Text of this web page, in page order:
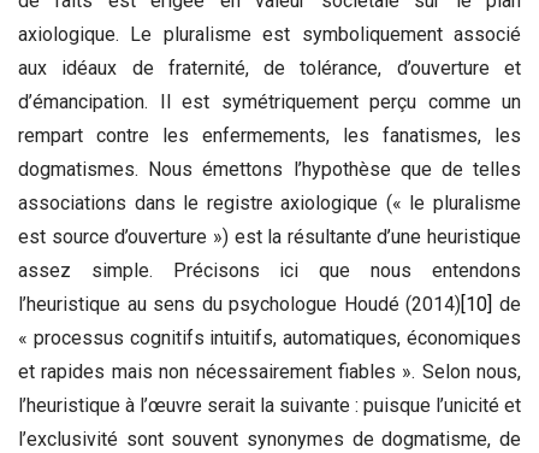
axiologique. Le pluralisme est symboliquement associé
aux idéaux de fraternité, de tolérance, d’ouverture et
d’émancipation. Il est symétriquement perçu comme un
rempart contre les enfermements, les fanatismes, les
dogmatismes. Nous émettons l’hypothèse que de telles
associations dans le registre axiologique (« le pluralisme
est source d’ouverture ») est la résultante d’une heuristique
assez simple. Précisons ici que nous entendons
l’heuristique au sens du psychologue Houdé (2014)[10] de
« processus cognitifs intuitifs, automatiques, économiques
et rapides mais non nécessairement fiables ». Selon nous,
l’heuristique à l’œuvre serait la suivante : puisque l’unicité et
l’exclusivité sont souvent synonymes de dogmatisme, de